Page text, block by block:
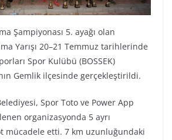
Şampiyonası 5. ayağı olan
Yarışı 20–21 Temmuz tarihlerinde
Spor Kulübü (BOSSEK)
Gemlik ilçesinde gerçekleştirildi.
Spor Toto ve Power App
organizasyonda 5 ayrı
mücadele etti. 7 km uzunluğundaki